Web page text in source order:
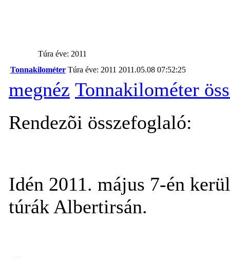
Túra éve: 2011
Tonnakilométer Túra éve: 2011 2011.05.08 07:52:25
megnéz Tonnakilométer
Rendezõi összefoglaló:
Idén 2011. május 7-én
túrák Albertirsán.